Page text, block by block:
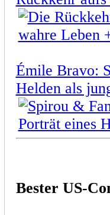
Émile Bravo:
Helden als
Bester US-